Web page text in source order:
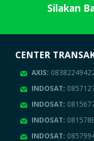
Silakan
CENTER
AXIS:
INDOSAT:
INDOSAT:
INDOSAT:
INDOSAT: